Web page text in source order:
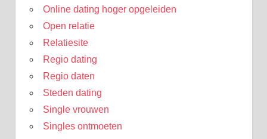
Online dating hoger opgeleiden
Open relatie
Relatiesite
Regio dating
Regio daten
Steden dating
Single vrouwen
Singles ontmoeten